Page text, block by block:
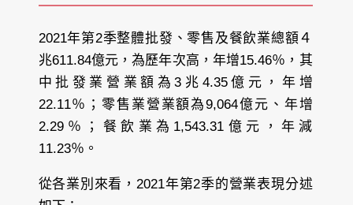
2021年第2季整體批發、零售及餐飲業總額４
兆611.84億元，為歷年次高，年增15.46％，其
中批發業營業額為3兆4.35億元，年增
22.11％；零售業營業額為9,064億元、年增
2.29％；餐飲業為1,543.31億元，年減
11.23％。
從各業別來看，2021年第2季的營業表現分述